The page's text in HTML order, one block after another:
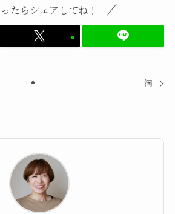
たらシェアしてね！
‪満